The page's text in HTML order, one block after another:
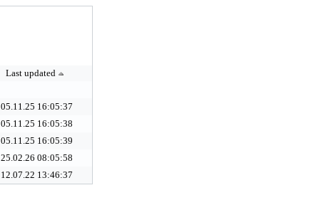
Last updated
05.11.25 16:05:37
05.11.25 16:05:38
05.11.25 16:05:39
25.02.26 08:05:58
12.07.22 13:46:37